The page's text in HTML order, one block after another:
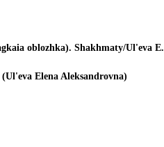
oblozhka). Shakhmaty/Ul'eva E.
(Ul'eva Elena Aleksandrovna)